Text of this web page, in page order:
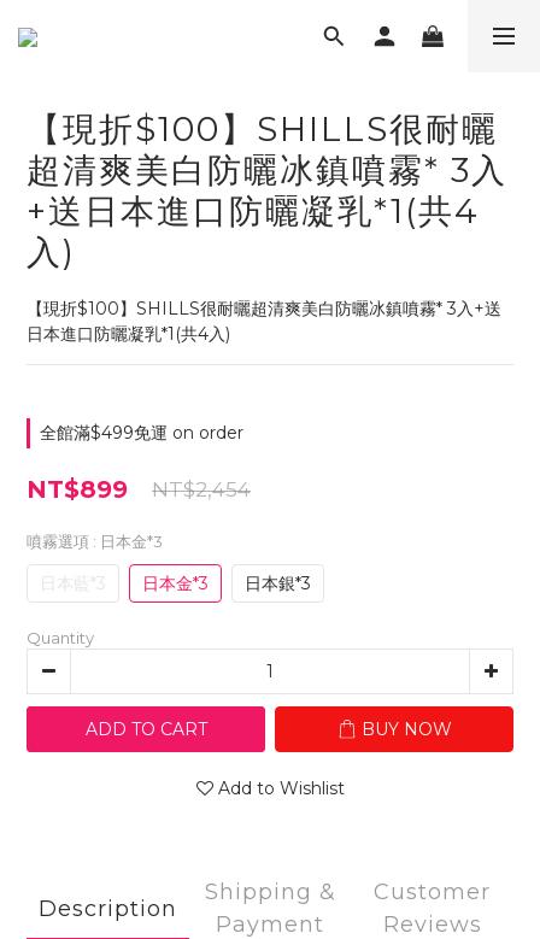
【現折$100】SHILLS很耐曬
超清爽美白防曬冰鎮噴霧* 3入
+送日本進口防曬凝乳*1(共4
入)
【現折$100】SHILLS很耐曬超清爽美白防曬冰鎮噴霧* 3入+送
日本進口防曬凝乳*1(共4入)
全館滿$499免運 on order
NT$899 NT$2,454
噴霧選項 : 日本金*3
日本藍*3 日本金*3 日本銀*3
Quantity
ADD TO CART BUY NOW
Add to Wishlist
Description
Shipping &
Payment
Customer
Reviews